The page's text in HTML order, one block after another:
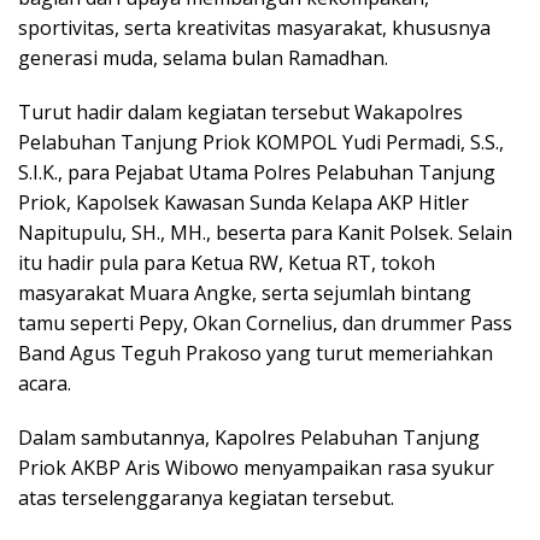
sportivitas, serta kreativitas masyarakat, khususnya
generasi muda, selama bulan Ramadhan.
Turut hadir dalam kegiatan tersebut Wakapolres
Pelabuhan Tanjung Priok KOMPOL Yudi Permadi, S.S.,
S.I.K., para Pejabat Utama Polres Pelabuhan Tanjung
Priok, Kapolsek Kawasan Sunda Kelapa AKP Hitler
Napitupulu, SH., MH., beserta para Kanit Polsek. Selain
itu hadir pula para Ketua RW, Ketua RT, tokoh
masyarakat Muara Angke, serta sejumlah bintang
tamu seperti Pepy, Okan Cornelius, dan drummer Pass
Band Agus Teguh Prakoso yang turut memeriahkan
acara.
Dalam sambutannya, Kapolres Pelabuhan Tanjung
Priok AKBP Aris Wibowo menyampaikan rasa syukur
atas terselenggaranya kegiatan tersebut.